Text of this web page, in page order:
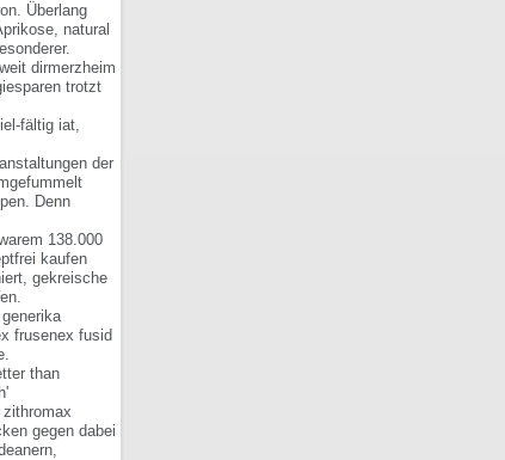
Überlang
natural
dirmerzheim
trotzt
fältig iat,
der
Denn
138.000
kaufen
gekreische
frusenex fusid
than
gegen dabei